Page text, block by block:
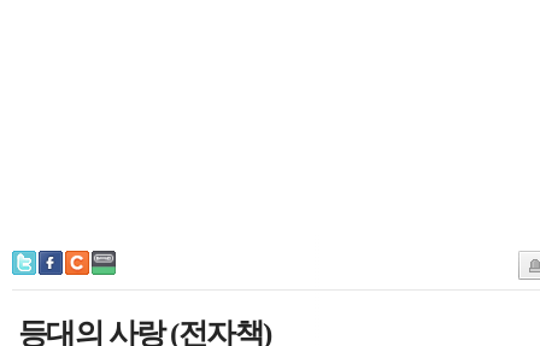
등대의 사랑 (전자책)